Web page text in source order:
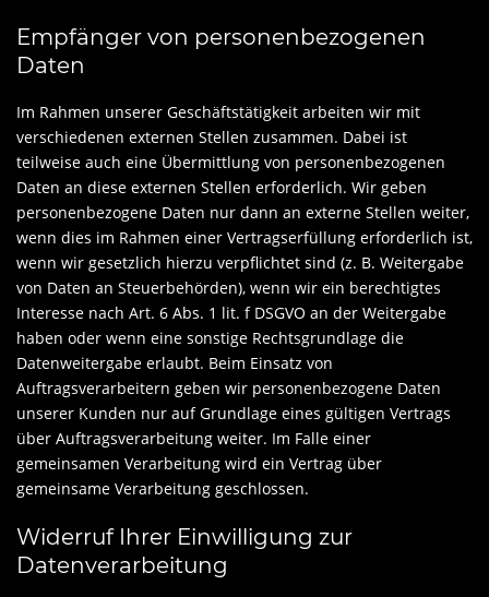
Empfänger von personenbezogenen
Daten
Im Rahmen unserer Geschäftstätigkeit arbeiten wir mit
verschiedenen externen Stellen zusammen. Dabei ist
teilweise auch eine Übermittlung von personenbezogenen
Daten an diese externen Stellen erforderlich. Wir geben
personenbezogene Daten nur dann an externe Stellen weiter,
wenn dies im Rahmen einer Vertragserfüllung erforderlich ist,
wenn wir gesetzlich hierzu verpflichtet sind (z. B. Weitergabe
von Daten an Steuerbehörden), wenn wir ein berechtigtes
Interesse nach Art. 6 Abs. 1 lit. f DSGVO an der Weitergabe
haben oder wenn eine sonstige Rechtsgrundlage die
Datenweitergabe erlaubt. Beim Einsatz von
Auftragsverarbeitern geben wir personenbezogene Daten
unserer Kunden nur auf Grundlage eines gültigen Vertrags
über Auftragsverarbeitung weiter. Im Falle einer
gemeinsamen Verarbeitung wird ein Vertrag über
gemeinsame Verarbeitung geschlossen.
Widerruf Ihrer Einwilligung zur
Datenverarbeitung